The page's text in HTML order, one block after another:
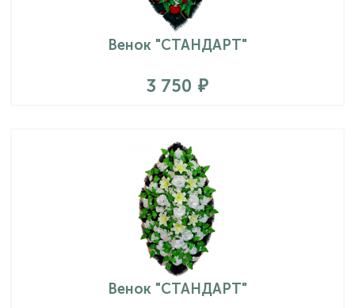
Венок "СТАНДАРТ"
3 750
Венок "СТАНДАРТ"